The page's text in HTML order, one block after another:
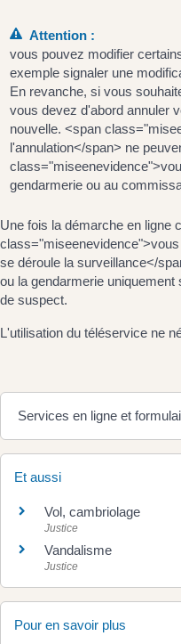
Attention :
vous pouvez modifier
exemple signaler une
En revanche, si vous
vous devez d'abord annuler
nouvelle. <span
l'annulation</span> ne
gendarmerie ou au
Une fois la démarche en ligne
se déroule la surveillance</
ou la gendarmerie
de suspect.
L'utilisation du téléservice ne
Services en ligne et
Et aussi
Vol, cambriolage
Justice
Vandalisme
Justice
Pour en savoir plus